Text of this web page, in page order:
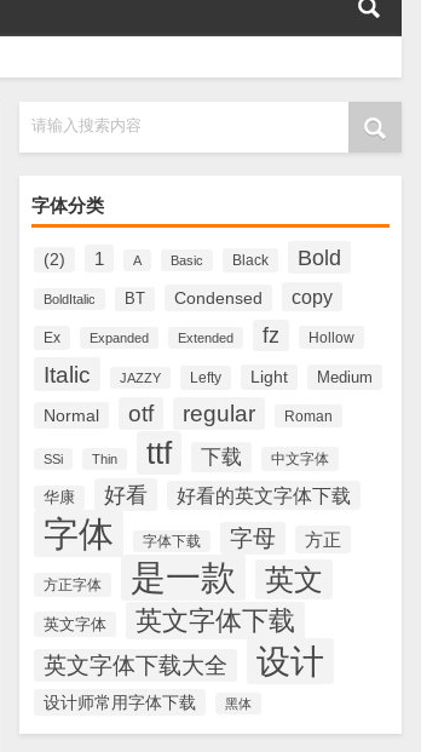
请输入搜索内容
字体分类
(2) 1 A Basic Black Bold
BoldItalic BT Condensed copy
Ex Expanded Extended fz Hollow
Italic JAZZY Lefty Light Medium
Normal otf regular Roman
SSi Thin ttf 下载 中文字体
华康 好看 好看的英文字体下载
字体 字体下载 字母 方正
方正字体 是一款 英文
英文字体 英文字体下载
英文字体下载大全 设计
设计师常用字体下载 黑体